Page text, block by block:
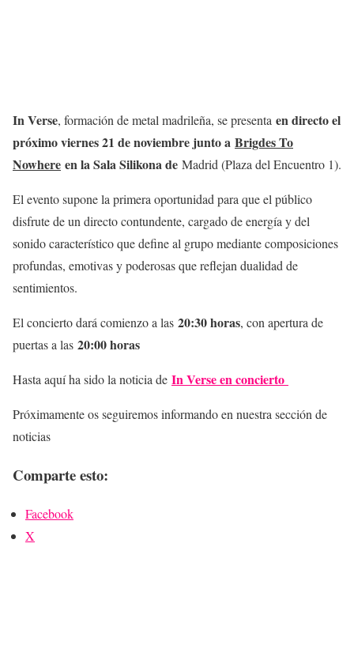
In Verse, formación de metal madrileña, se presenta en directo el
próximo viernes 21 de noviembre junto a Brigdes To
Nowhere en la Sala Silikona de Madrid (Plaza del Encuentro 1).
El evento supone la primera oportunidad para que el público
disfrute de un directo contundente, cargado de energía y del
sonido característico que define al grupo mediante composiciones
profundas, emotivas y poderosas que reflejan dualidad de
sentimientos.
El concierto dará comienzo a las 20:30 horas, con apertura de
puertas a las 20:00 horas
Hasta aquí ha sido la noticia de In Verse en concierto
Próximamente os seguiremos informando en nuestra sección de
noticias
Comparte esto:
Facebook
X